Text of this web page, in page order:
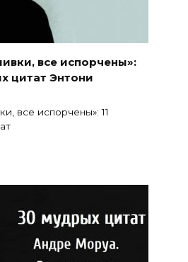
все испорчены»:
цитат Энтони
все испорчены»: 11